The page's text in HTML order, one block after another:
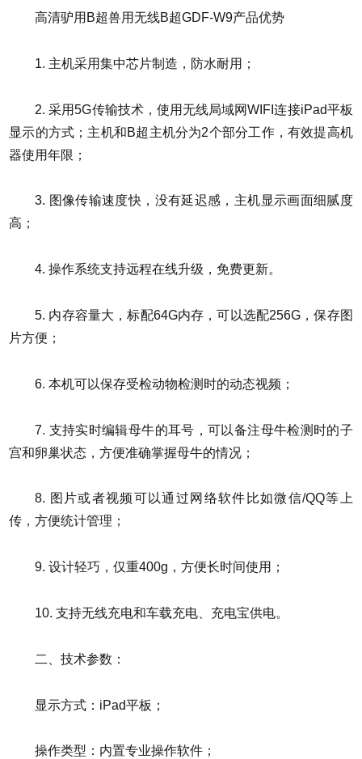
高清驴用B超兽用无线B超GDF-W9产品优势
1. 主机采用集中芯片制造，防水耐用；
2. 采用5G传输技术，使用无线局域网WIFI连接iPad平板
显示的方式；主机和B超主机分为2个部分工作，有效提高机
器使用年限；
3. 图像传输速度快，没有延迟感，主机显示画面细腻度
高；
4. 操作系统支持远程在线升级，免费更新。
5. 内存容量大，标配64G内存，可以选配256G，保存图
片方便；
6. 本机可以保存受检动物检测时的动态视频；
7. 支持实时编辑母牛的耳号，可以备注母牛检测时的子
宫和卵巢状态，方便准确掌握母牛的情况；
8. 图片或者视频可以通过网络软件比如微信/QQ等上
传，方便统计管理；
9. 设计轻巧，仅重400g，方便长时间使用；
10. 支持无线充电和车载充电、充电宝供电。
二、技术参数：
显示方式：iPad平板；
操作类型：内置专业操作软件；